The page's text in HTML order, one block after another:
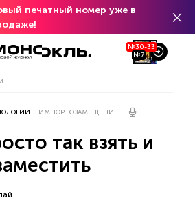
печатный номер уже в
№30-33
№7
ИМПОРТОЗАМЕЩЕНИЕ
так взять и